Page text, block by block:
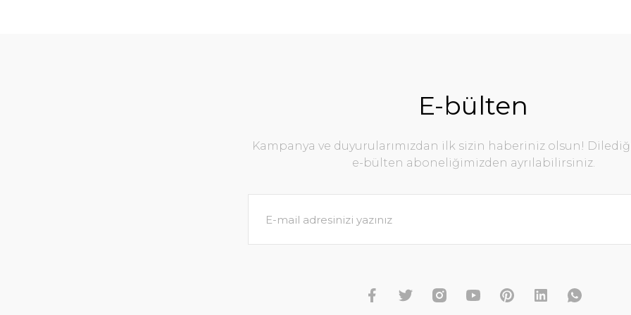
E-bülten
Kampanya ve duyurularımızdan ilk sizin haberiniz olsun!
e-bülten aboneliğimizden ayrılabilirsiniz.